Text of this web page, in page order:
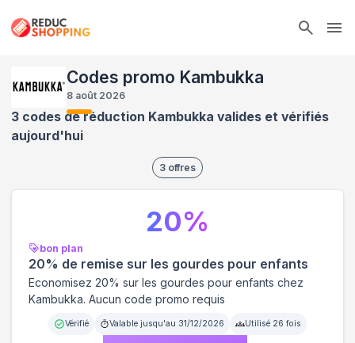
Codes promo Kambukka
8 août 2026
3 codes de réduction Kambukka valides et vérifiés
aujourd'hui
3 offres
bon plan
20% de remise sur les gourdes pour enfants
Economisez 20% sur les gourdes pour enfants chez
Kambukka. Aucun code promo requis
Vérifié Valable jusqu'au 31/12/2026 Utilisé 26 fois
20%